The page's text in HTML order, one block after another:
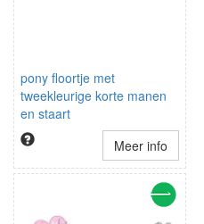
pony floortje met
tweekleurige korte manen
en staart
Meer info